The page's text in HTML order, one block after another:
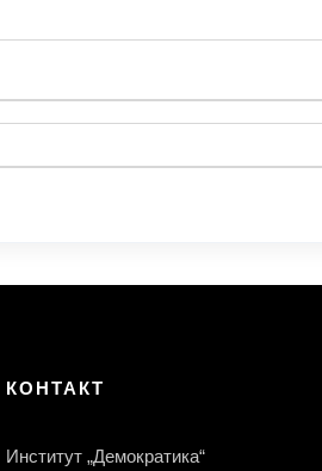
КОНТАКТ
Институт „Демократика“